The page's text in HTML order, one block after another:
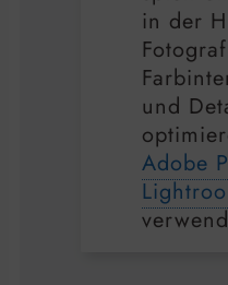
in der
und
Adobe